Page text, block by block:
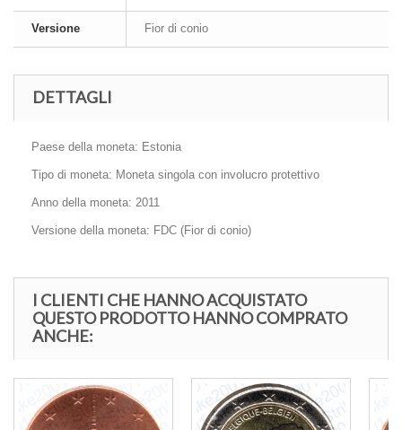
Versione Fior di conio
DETTAGLI
Paese della moneta: Estonia
Tipo di moneta: Moneta singola con involucro protettivo
Anno della moneta: 2011
Versione della moneta: FDC (Fior di conio)
I CLIENTI CHE HANNO ACQUISTATO
QUESTO PRODOTTO HANNO COMPRATO
ANCHE: